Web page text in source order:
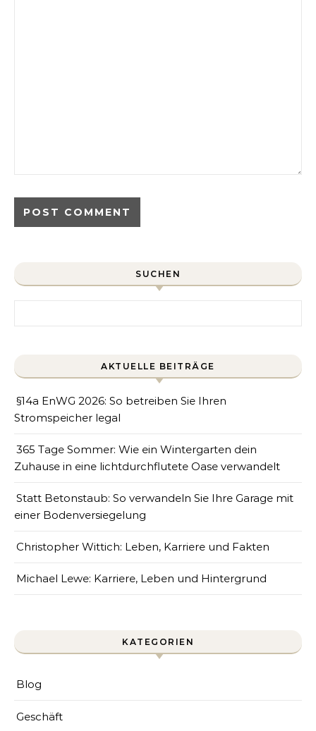
SUCHEN
AKTUELLE BEITRÄGE
§14a EnWG 2026: So betreiben Sie Ihren
Stromspeicher legal
365 Tage Sommer: Wie ein Wintergarten dein
Zuhause in eine lichtdurchflutete Oase verwandelt
Statt Betonstaub: So verwandeln Sie Ihre Garage mit
einer Bodenversiegelung
Christopher Wittich: Leben, Karriere und Fakten
Michael Lewe: Karriere, Leben und Hintergrund
KATEGORIEN
Blog
Geschäft